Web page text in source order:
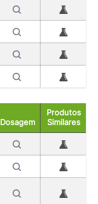
Dosagem
Produtos
Similares